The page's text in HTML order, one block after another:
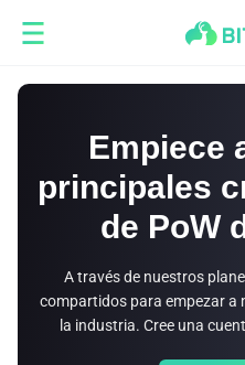
Empiece
principales
de PoW
A través de nuestros
compartidos para empezar a
la industria. Cree una